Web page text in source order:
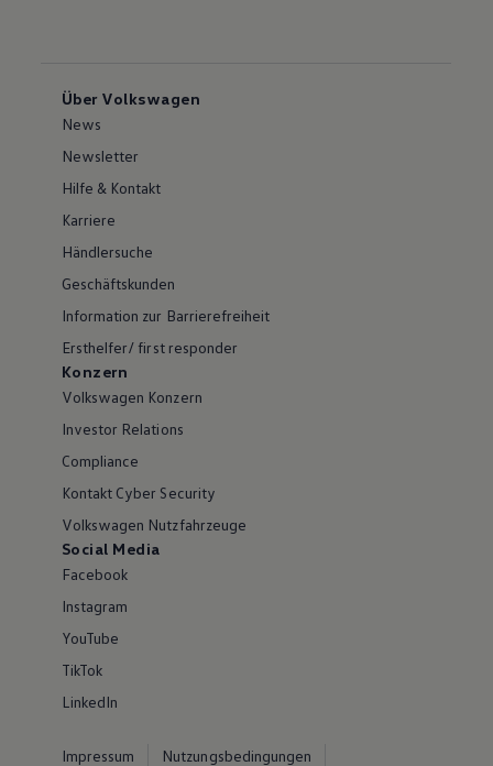
Über Volkswagen
News
Newsletter
Hilfe & Kontakt
Karriere
Händlersuche
Geschäftskunden
Information zur Barrierefreiheit
Ersthelfer/ first responder
Konzern
Volkswagen Konzern
Investor Relations
Compliance
Kontakt Cyber Security
Volkswagen Nutzfahrzeuge
Social Media
Facebook
Instagram
YouTube
TikTok
LinkedIn
Impressum
Nutzungsbedingungen